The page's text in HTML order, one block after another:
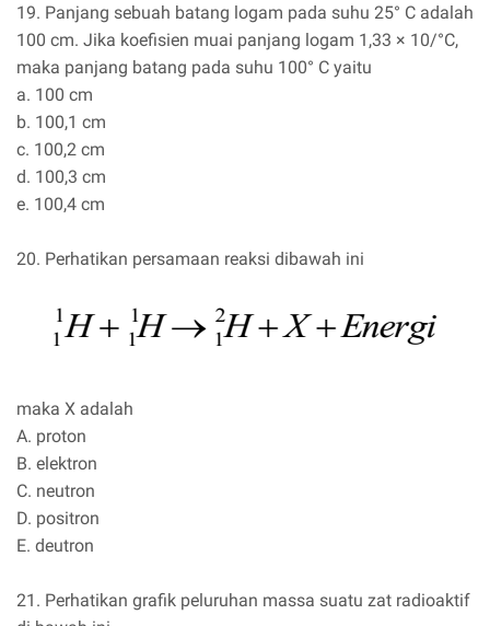
19. Panjang sebuah batang logam pada suhu 25° C adalah
100 cm. Jika koefisien muai panjang logam 1,33 × 10/°C,
maka panjang batang pada suhu 100° C yaitu
a. 100 cm
b. 100,1 cm
c. 100,2 cm
d. 100,3 cm
e. 100,4 cm
20. Perhatikan persamaan reaksi dibawah ini
maka X adalah
A. proton
B. elektron
C. neutron
D. positron
E. deutron
21. Perhatikan grafik peluruhan massa suatu zat radioaktif